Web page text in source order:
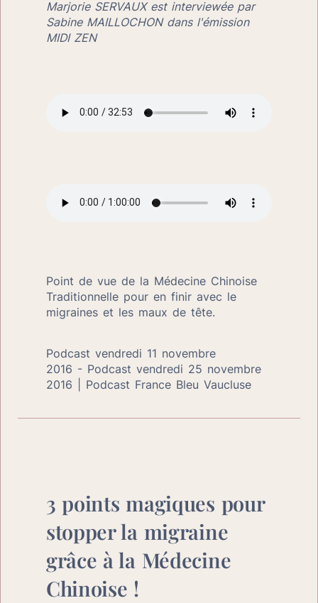
Marjorie SERVAUX est interviewée par
Sabine MAILLOCHON dans l'émission
MIDI ZEN
Point de vue de la Médecine Chinoise
Traditionnelle pour en finir avec le
migraines et les maux de tête.
Podcast vendredi 11 novembre
2016 - Podcast vendredi 25 novembre
2016 | Podcast France Bleu Vaucluse
3 points magiques pour
stopper la migraine
grâce à la Médecine
Chinoise !